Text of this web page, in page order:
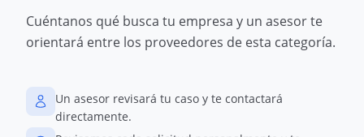
Cuéntanos qué busca tu empresa y un asesor te
orientará entre los proveedores de esta categoría.
Un asesor revisará tu caso y te contactará
directamente.